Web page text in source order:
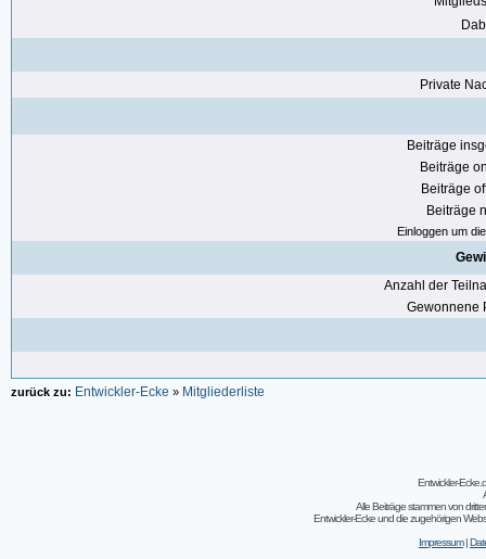
Private
Beiträge
Beiträge
Beiträge
Beiträge
Einloggen um
Anzahl der
Gewonnene
zurück zu: Entwickler-Ecke » Mitgliederliste
Entwickler-
Alle Beiträge stammen von
Entwickler-Ecke und die zugehörigen
Impressum|